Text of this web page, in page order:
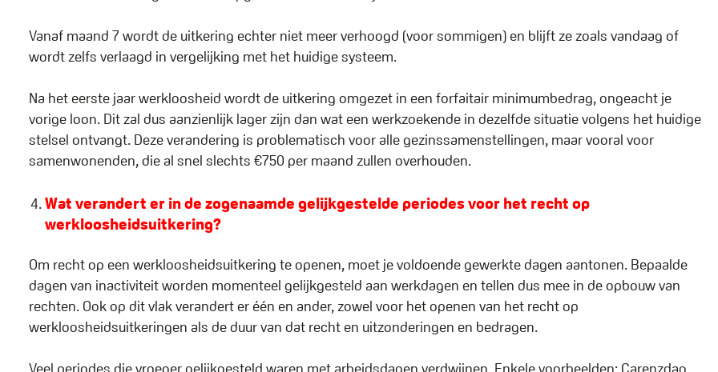
Vanaf maand 7 wordt de uitkering echter niet meer verhoogd (voor sommigen) en blijft ze zoals vandaag of
wordt zelfs verlaagd in vergelijking met het huidige systeem.
Na het eerste jaar werkloosheid wordt de uitkering omgezet in een forfaitair minimumbedrag, ongeacht je
vorige loon. Dit zal dus aanzienlijk lager zijn dan wat een werkzoekende in dezelfde situatie volgens het huidige
stelsel ontvangt. Deze verandering is problematisch voor alle gezinssamenstellingen, maar vooral voor
samenwonenden, die al snel slechts €750 per maand zullen overhouden.
Wat verandert er in de zogenaamde gelijkgestelde periodes voor het recht op
werkloosheidsuitkering?
Om recht op een werkloosheidsuitkering te openen, moet je voldoende gewerkte dagen aantonen. Bepaalde
dagen van inactiviteit worden momenteel gelijkgesteld aan werkdagen en tellen dus mee in de opbouw van
rechten. Ook op dit vlak verandert er één en ander, zowel voor het openen van het recht op
werkloosheidsuitkeringen als de duur van dat recht en uitzonderingen en bedragen.